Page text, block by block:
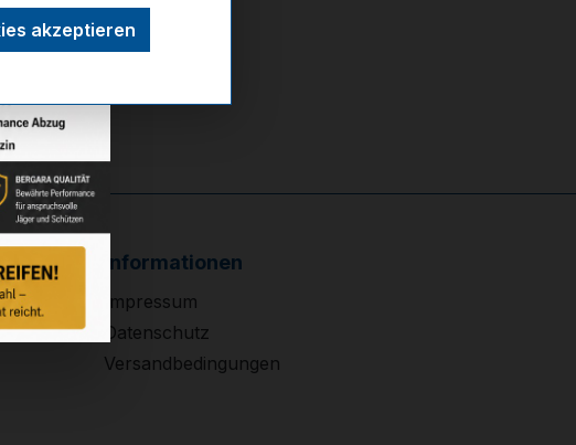
Informationen
Impressum
Datenschutz
Versandbedingungen
akzeptieren